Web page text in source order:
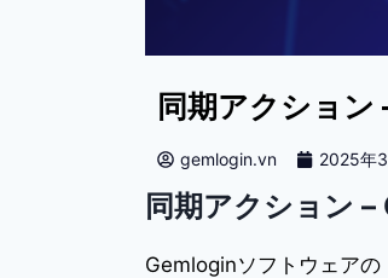
同期アクショ
gemlogin.vn 2025年
同期アクション
Gemloginソフトウェア